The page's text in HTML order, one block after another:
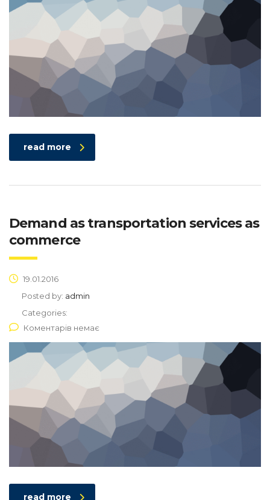
read more
Demand as transportation services as
commerce
19.01.2016
Posted by: admin
Categories:
Коментарів немає
read more